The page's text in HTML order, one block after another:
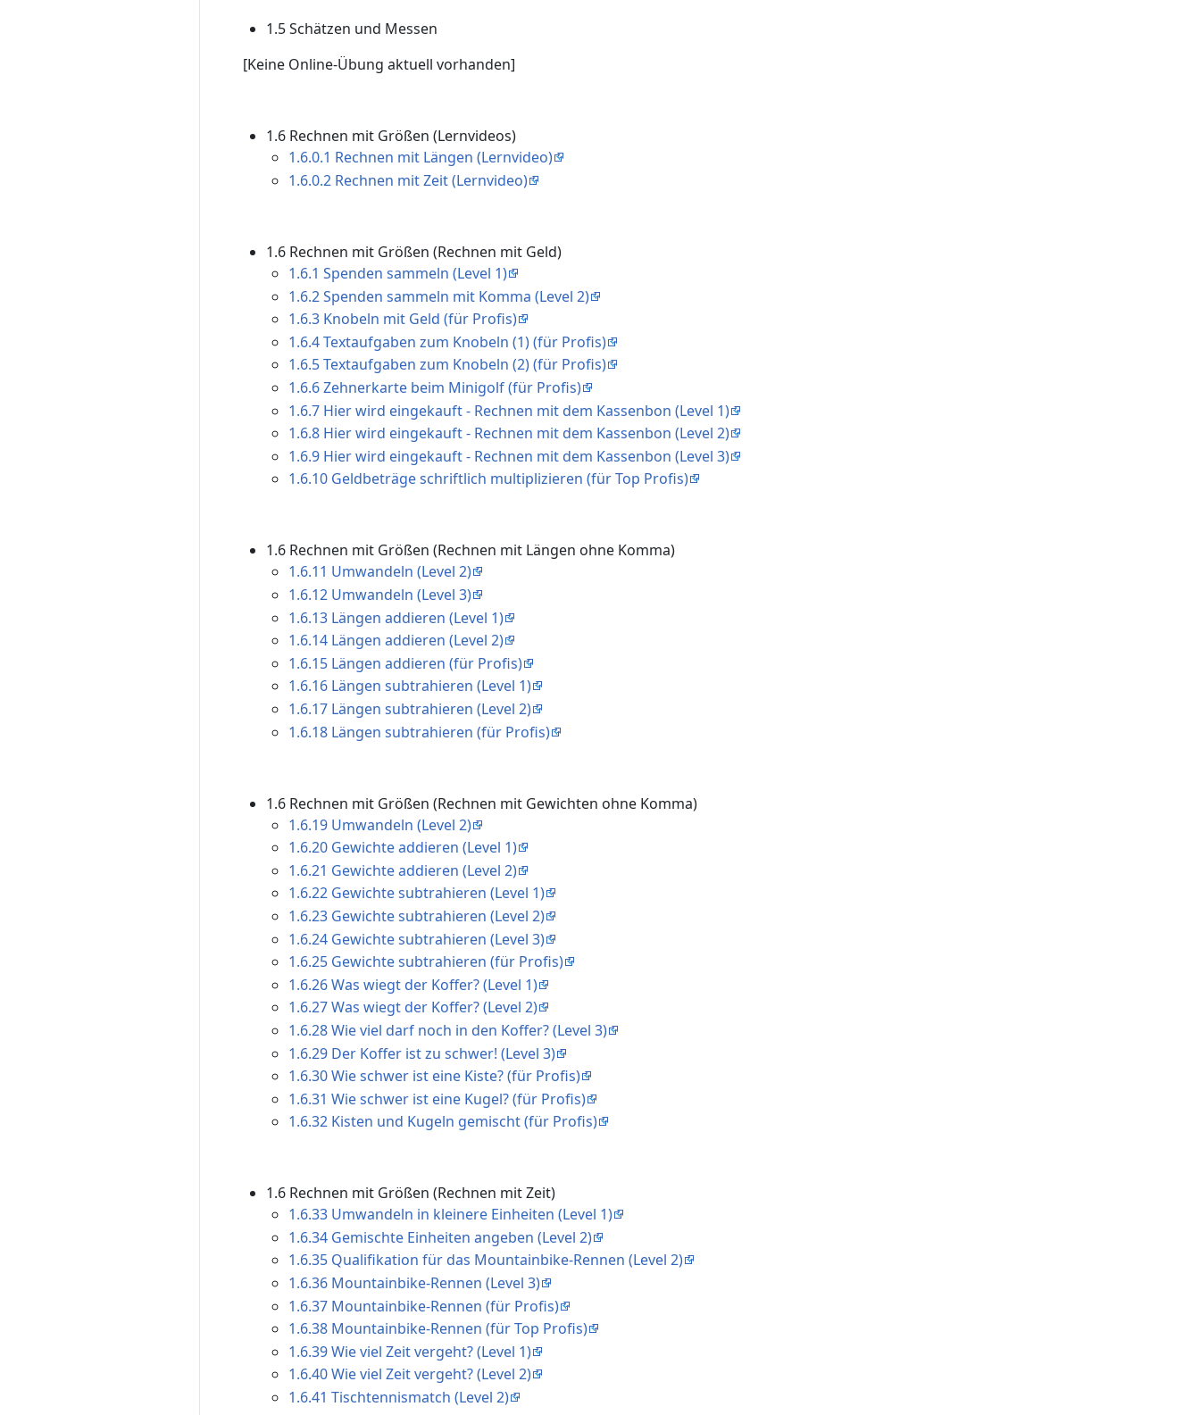
1.5 Schätzen und Messen
[Keine Online-Übung aktuell vorhanden]
1.6 Rechnen mit Größen (Lernvideos)
1.6.0.1 Rechnen mit Längen (Lernvideo)
1.6.0.2 Rechnen mit Zeit (Lernvideo)
1.6 Rechnen mit Größen (Rechnen mit Geld)
1.6.1 Spenden sammeln (Level 1)
1.6.2 Spenden sammeln mit Komma (Level 2)
1.6.3 Knobeln mit Geld (für Profis)
1.6.4 Textaufgaben zum Knobeln (1) (für Profis)
1.6.5 Textaufgaben zum Knobeln (2) (für Profis)
1.6.6 Zehnerkarte beim Minigolf (für Profis)
1.6.7 Hier wird eingekauft - Rechnen mit dem Kassenbon (Level 1)
1.6.8 Hier wird eingekauft - Rechnen mit dem Kassenbon (Level 2)
1.6.9 Hier wird eingekauft - Rechnen mit dem Kassenbon (Level 3)
1.6.10 Geldbeträge schriftlich multiplizieren (für Top Profis)
1.6 Rechnen mit Größen (Rechnen mit Längen ohne Komma)
1.6.11 Umwandeln (Level 2)
1.6.12 Umwandeln (Level 3)
1.6.13 Längen addieren (Level 1)
1.6.14 Längen addieren (Level 2)
1.6.15 Längen addieren (für Profis)
1.6.16 Längen subtrahieren (Level 1)
1.6.17 Längen subtrahieren (Level 2)
1.6.18 Längen subtrahieren (für Profis)
1.6 Rechnen mit Größen (Rechnen mit Gewichten ohne Komma)
1.6.19 Umwandeln (Level 2)
1.6.20 Gewichte addieren (Level 1)
1.6.21 Gewichte addieren (Level 2)
1.6.22 Gewichte subtrahieren (Level 1)
1.6.23 Gewichte subtrahieren (Level 2)
1.6.24 Gewichte subtrahieren (Level 3)
1.6.25 Gewichte subtrahieren (für Profis)
1.6.26 Was wiegt der Koffer? (Level 1)
1.6.27 Was wiegt der Koffer? (Level 2)
1.6.28 Wie viel darf noch in den Koffer? (Level 3)
1.6.29 Der Koffer ist zu schwer! (Level 3)
1.6.30 Wie schwer ist eine Kiste? (für Profis)
1.6.31 Wie schwer ist eine Kugel? (für Profis)
1.6.32 Kisten und Kugeln gemischt (für Profis)
1.6 Rechnen mit Größen (Rechnen mit Zeit)
1.6.33 Umwandeln in kleinere Einheiten (Level 1)
1.6.34 Gemischte Einheiten angeben (Level 2)
1.6.35 Qualifikation für das Mountainbike-Rennen (Level 2)
1.6.36 Mountainbike-Rennen (Level 3)
1.6.37 Mountainbike-Rennen (für Profis)
1.6.38 Mountainbike-Rennen (für Top Profis)
1.6.39 Wie viel Zeit vergeht? (Level 1)
1.6.40 Wie viel Zeit vergeht? (Level 2)
1.6.41 Tischtennismatch (Level 2)